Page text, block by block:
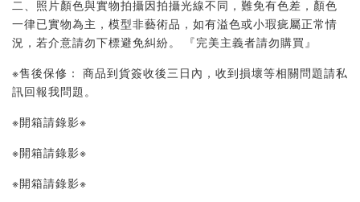
二、照片顏色與實物拍攝因拍攝光線不同，難免有色差，顏色
一律已實物為主，模型非藝術品，如有溢色或小瑕疵屬正常情
況，若介意請勿下標避免糾紛。 『完美主義者請勿購買』
※售後保修： 商品到貨簽收後三日內，收到損壞等相關問題請私
訊回報我問題。
※開箱請錄影※
※開箱請錄影※
※開箱請錄影※